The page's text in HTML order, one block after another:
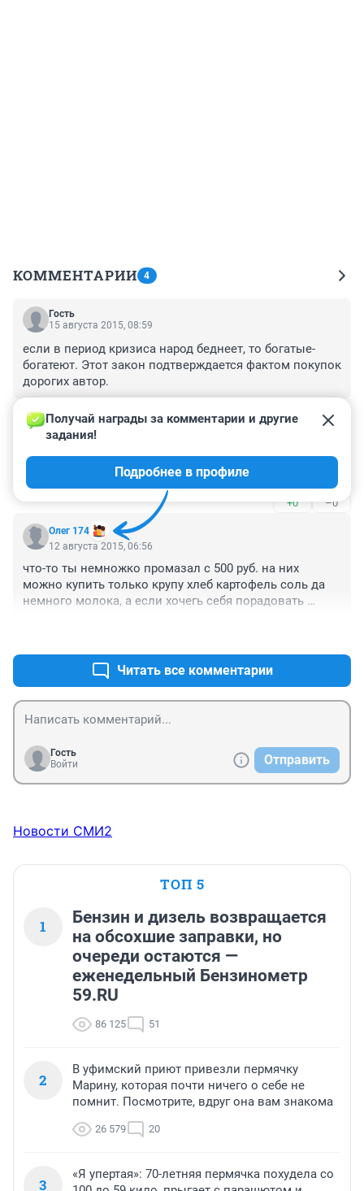
КОММЕНТАРИИ 4
Гость
15 августа 2015, 08:59
если в период кризиса народ беднеет, то богатые-
богатеют. Этот закон подтверждается фактом покупок
дорогих автор.
–0
Гость
продажа дорогих автор в
+0 –0
Олег 174
Получай награды за комментарии и другие
задания!
Подробнее в профиле
12 августа 2015, 06:56
что-то ты немножко промазал с 500 руб. на них
можно купить только крупу хлеб картофель соль да
немного молока, а если хочегь себя порадовать
Читать все комментарии
Гость
Войти
Отправить
Новости СМИ2
ТОП 5
1
Бензин и дизель возвращается
на обсохшие заправки, но
очереди остаются —
еженедельный Бензинометр
59.RU
86 125 51
2
В уфимский приют привезли пермячку
Марину, которая почти ничего о себе не
помнит. Посмотрите, вдруг она вам знакома
26 579 20
3
«Я упертая»: 70-летняя пермячка похудела со